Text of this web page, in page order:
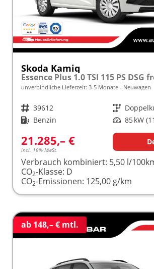
Skoda Kamiq
unverbindliche Lieferzeit: 3-5 Monate Neuwagen
Fahrzeugnr. 39612 Getriebe
Kraftstoff Benzin Leistung 85 kW
21.285,– €
incl. 19% MwSt.
Verbrauch kombiniert: 5,50 l/
CO2-Klasse: D
CO2-Emissionen: 125,00 g/km
ab 148,– € mtl.